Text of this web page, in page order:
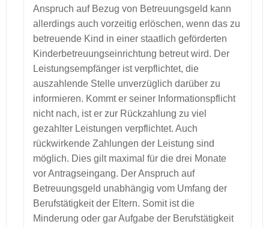
Anspruch auf Bezug von Betreuungsgeld kann
allerdings auch vorzeitig erlöschen, wenn das zu
betreuende Kind in einer staatlich geförderten
Kinderbetreuungseinrichtung betreut wird. Der
Leistungsempfänger ist verpflichtet, die
auszahlende Stelle unverzüglich darüber zu
informieren. Kommt er seiner Informationspflicht
nicht nach, ist er zur Rückzahlung zu viel
gezahlter Leistungen verpflichtet. Auch
rückwirkende Zahlungen der Leistung sind
möglich. Dies gilt maximal für die drei Monate
vor Antragseingang. Der Anspruch auf
Betreuungsgeld unabhängig vom Umfang der
Berufstätigkeit der Eltern. Somit ist die
Minderung oder gar Aufgabe der Berufstätigkeit